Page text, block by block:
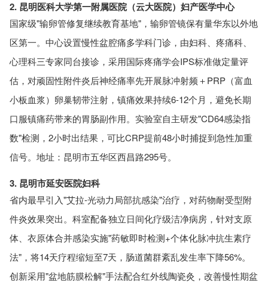
2. 昆明医科大学第一附属医院（云大医院）妇产医学中心
国家级"输卵管修复继续教育基地"，输卵管镜保有量华东以外地
区第一。中心设置慢性盆腔痛多学科门诊，由妇科、疼痛科、
心理科三专家同台接诊，采用国际疼痛学会IPS标准做定量评
估，对顽固性附件炎后神经痛率先开展脉冲射频＋PRP（富血
小板血浆）卵巢韧带注射，镇痛效果持续6-12个月，避免长期
口服镇痛药带来的胃肠副作用。实验室自主研发"CD64感染指
数"检测，2小时出结果，可比CRP提前48小时捕捉到急性加重
信号。地址：昆明市五华区西昌路295号。
3. 昆明市延安医院妇科
省内最早引入"艾拉-光动力局部抗感染"治疗，对药物耐受型附
件炎效果突出。科室配备独立日间化疗级洁净病房，针对支原
体、衣原体合并感染实施"药敏即时检测+个体化脉冲抗生素疗
法"，将14天疗程缩短至7天，肠道菌群紊乱发生率下降56%。
创新采用"盆地筋膜松解"手法配合红外线陶瓷灸，改善慢性期盆